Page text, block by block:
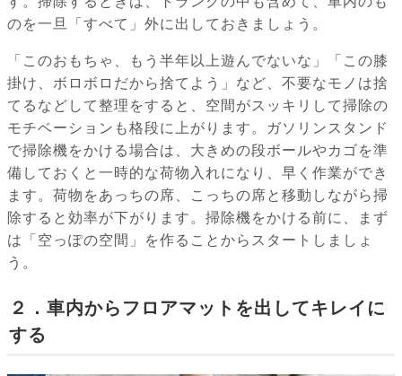
のを一旦「すべて」外に出しておきましょう。
「このおもちゃ、もう半年以上遊んでないな」「この膝
掛け、ボロボロだから捨てよう」など、不要なモノは捨
てるなどして整理をすると、空間がスッキリして掃除の
モチベーションも格段に上がります。ガソリンスタンド
で掃除機をかける場合は、大きめの段ボールやカゴを準
備しておくと一時的な荷物入れになり、早く作業ができ
ます。荷物をあっちの席、こっちの席と移動しながら掃
除すると効率が下がります。掃除機をかける前に、まず
は「空っぽの空間」を作ることからスタートしましょ
う。
２．車内からフロアマットを出してキレイに
する